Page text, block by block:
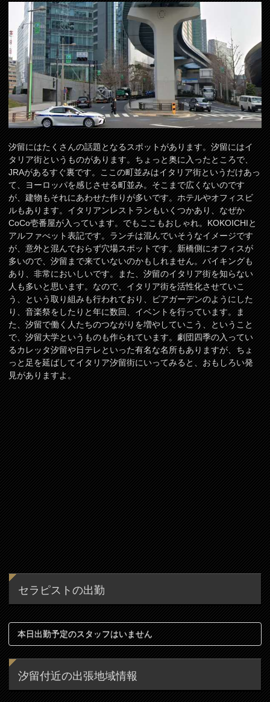
汐留にはたくさんの話題となるスポットがあります。汐留にはイ
タリア街というものがあります。ちょっと奥に入ったところで、
JRAがあるすぐ裏です。ここの町並みはイタリア街というだけあっ
て、ヨーロッパを感じさせる町並み。そこまで広くないのです
が、建物もそれにあわせた作りが多いです。ホテルやオフィスビ
ルもあります。イタリアンレストランもいくつかあり、なぜか
CoCo壱番屋が入っています。でもここもおしゃれ。KOKOICHIと
アルファべット表記です。ランチは混んでいそうなイメージです
が、意外と混んでおらず穴場スポットです。新橋側にオフィスが
多いので、汐留まで来ていないのかもしれません。バイキングも
あり、非常においしいです。また、汐留のイタリア街を知らない
人も多いと思います。なので、イタリア街を活性化させていこ
う、という取り組みも行われており、ビアガーデンのようにした
り、音楽祭をしたりと年に数回、イベントを行っています。ま
た、汐留で働く人たちのつながりを増やしていこう、ということ
で、汐留大学というものも作られています。劇団四季の入ってい
るカレッタ汐留や日テレといった有名な名所もありますが、ちょ
っと足を延ばしてイタリア汐留街にいってみると、おもしろい発
見がありますよ。
セラピストの出勤
本日出勤予定のスタッフはいません
汐留付近の出張地域情報